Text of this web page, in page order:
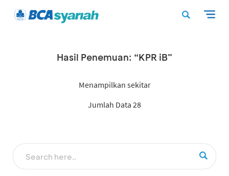
Hasil Penemuan: “KPR iB”
Menampilkan sekitar
Jumlah Data 28